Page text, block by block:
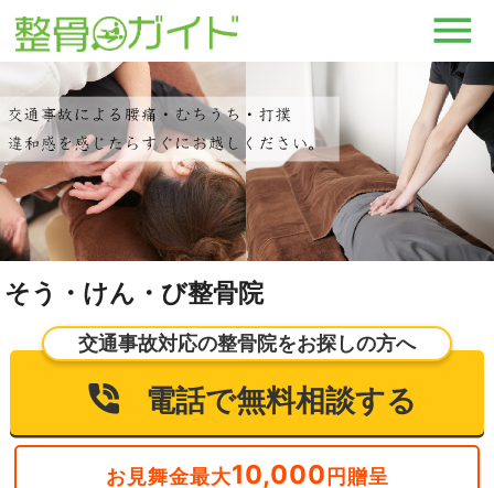
そう・けん・び整骨院
交通事故対応の整骨院をお探しの方へ
電話で無料相談する
お見舞金最大10,000 円贈呈